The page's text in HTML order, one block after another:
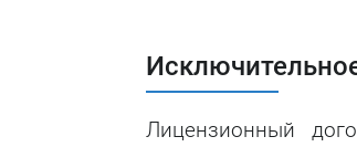
Лицензионный